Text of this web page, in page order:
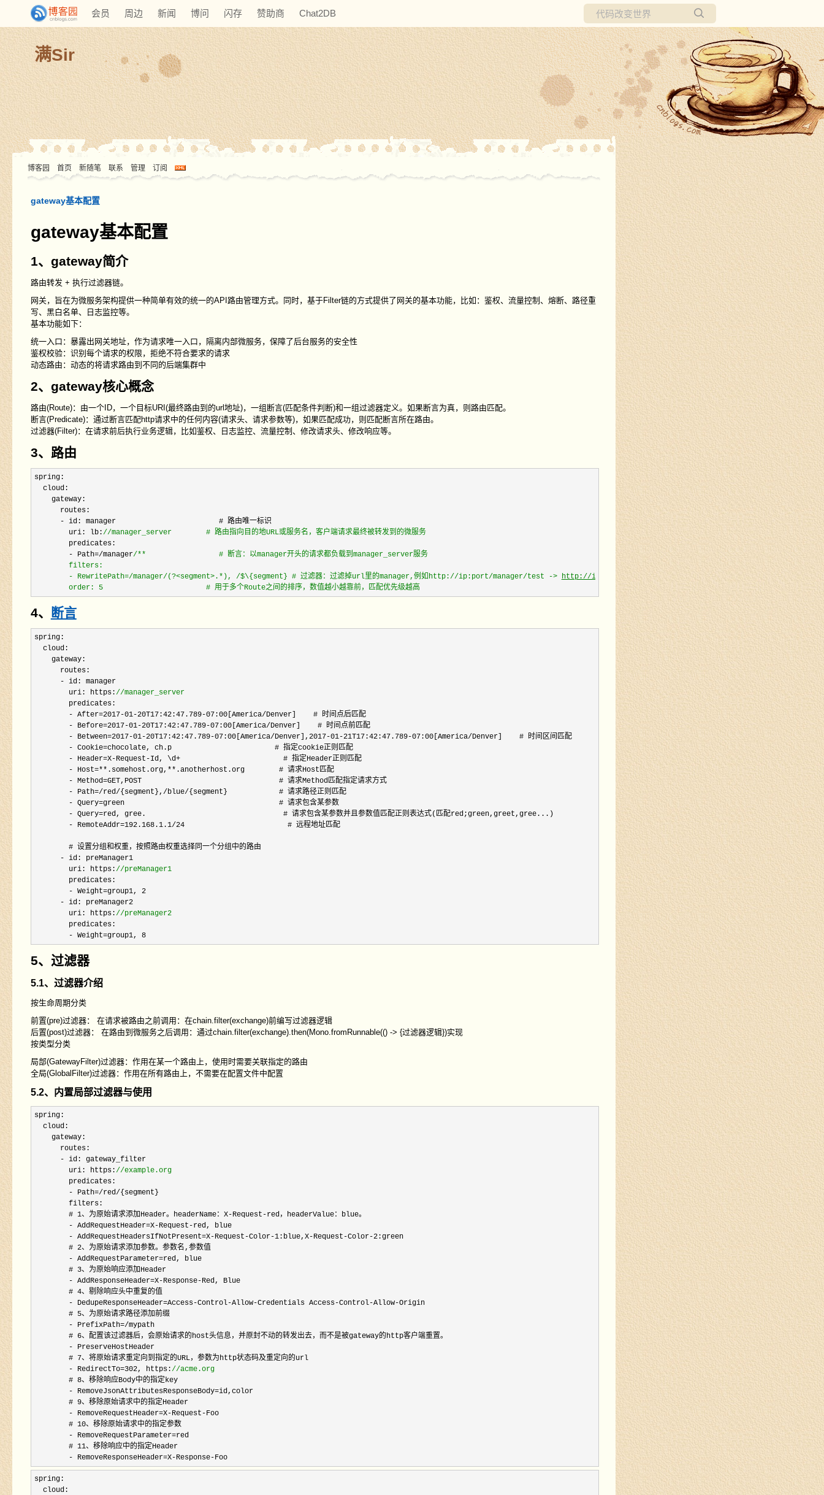
会员 周边 新闻 博问 闪存 赞助商 Chat2DB
所有博客
当前博客
满Sir
博客园 首页 新随笔 联系 管理 订阅
gateway基本配置
gateway基本配置
1、gateway简介
路由转发 + 执行过滤器链。
网关，旨在为微服务架构提供一种简单有效的统一的API路由管理方式。同时，基于Filter链的方式提供了网关的基本功能，比如：鉴权、流量控制、熔断、路径重
写、黑白名单、日志监控等。
基本功能如下：
统一入口：暴露出网关地址，作为请求唯一入口，隔离内部微服务，保障了后台服务的安全性
鉴权校验：识别每个请求的权限，拒绝不符合要求的请求
动态路由：动态的将请求路由到不同的后端集群中
2、gateway核心概念
路由(Route)：由一个ID，一个目标URI(最终路由到的url地址)，一组断言(匹配条件判断)和一组过滤器定义。如果断言为真，则路由匹配。
断言(Predicate)：通过断言匹配http请求中的任何内容(请求头、请求参数等)，如果匹配成功，则匹配断言所在路由。
过滤器(Filter)：在请求前后执行业务逻辑，比如鉴权、日志监控、流量控制、修改请求头、修改响应等。
3、路由
spring:
  cloud:
    gateway:
      routes:
- id: manager                        # 路由唯一标识
        uri: lb:
//manager_server        # 路由指向目的地URL或服务名，客户端请求最终被转发到的微服务
        predicates:
- Path=/manager/**
                 # 断言：以manager开头的请求都负载到manager_server服务
        filters:
        - RewritePath=/manager/(?<segment>.*), /$\{segment} # 过滤器：过滤掉url里的manager,例如http://ip:port/manager/test ->
http://ip
:port/test
        order: 5                        # 用于多个Route之间的排序，数值越小越靠前，匹配优先级越高
4、 断言
spring:
  cloud:
    gateway:
      routes:
- id: manager
        uri: https:
//manager_server
        predicates:
- After=2017-01-20T17:42:47.789-07:00[America/Denver]    # 时间点后匹配
- Before=2017-01-20T17:42:47.789-07:00[America/Denver]    # 时间点前匹配
- Between=2017-01-20T17:42:47.789-07:00[America/Denver],2017-01-21T17:42:47.789-07:00[America/Denver]    # 时间区间匹配
- Cookie=chocolate, ch.p                        # 指定cookie正则匹配
- Header=X-Request-Id, \d+
                        # 指定Header正则匹配
- Host=**.somehost.org,** .anotherhost.org        # 请求Host匹配
- Method=GET,POST                                # 请求Method匹配指定请求方式
- Path=/red/{segment},/blue/{segment}            # 请求路径正则匹配
- Query=green                                    # 请求包含某参数
- Query=red, gree.                                # 请求包含某参数并且参数值匹配正则表达式(匹配red;green,greet,gree...)
- RemoteAddr=192.168.1.1/24
                        # 远程地址匹配
        # 设置分组和权重，按照路由权重选择同一个分组中的路由
- id: preManager1
        uri: https:
//preManager1
        predicates:
- Weight=group1, 2
      -
id: preManager2
        uri: https:
//preManager2
        predicates:
- Weight=group1, 8
5、过滤器
5.1、过滤器介绍
按生命周期分类
前置(pre)过滤器： 在请求被路由之前调用：在chain.filter(exchange)前编写过滤器逻辑
后置(post)过滤器： 在路由到微服务之后调用：通过chain.filter(exchange).then(Mono.fromRunnable(() -> {过滤器逻辑})实现
按类型分类
局部(GatewayFilter)过滤器：作用在某一个路由上，使用时需要关联指定的路由
全局(GlobalFilter)过滤器：作用在所有路由上，不需要在配置文件中配置
5.2、内置局部过滤器与使用
spring:
  cloud:
    gateway:
      routes:
- id: gateway_filter
        uri: https:
//example.org
        predicates:
- Path=/red/{segment}
        filters:
        #
1、为原始请求添加Header。headerName：X-Request-red，headerValue：blue。
- AddRequestHeader=X-Request-red, blue
- AddRequestHeadersIfNotPresent=X-Request-Color-1:blue,X-Request-Color-2:green
        #
2、为原始请求添加参数。参数名,参数值
- AddRequestParameter=red, blue
        #
3、为原始响应添加Header
- AddResponseHeader=X-Response-Red, Blue
        #
4、剔除响应头中重复的值
- DedupeResponseHeader=Access-Control-Allow-Credentials Access-Control-Allow-Origin
        #
5、为原始请求路径添加前缀
- PrefixPath=/mypath
        #
6、配置该过滤器后，会原始请求的host头信息，并原封不动的转发出去，而不是被gateway的http客户端重置。
- PreserveHostHeader
        #
7、将原始请求重定向到指定的URL，参数为http状态码及重定向的url
- RedirectTo=302, https://acme.org
        # 8
、移除响应Body中的指定key
- RemoveJsonAttributesResponseBody=id,color
        #
9、移除原始请求中的指定Header
- RemoveRequestHeader=X-Request-Foo
        #
10、移除原始请求中的指定参数
- RemoveRequestParameter=red
        #
11、移除响应中的指定Header
- RemoveResponseHeader=X-Response-Foo
spring:
  cloud: